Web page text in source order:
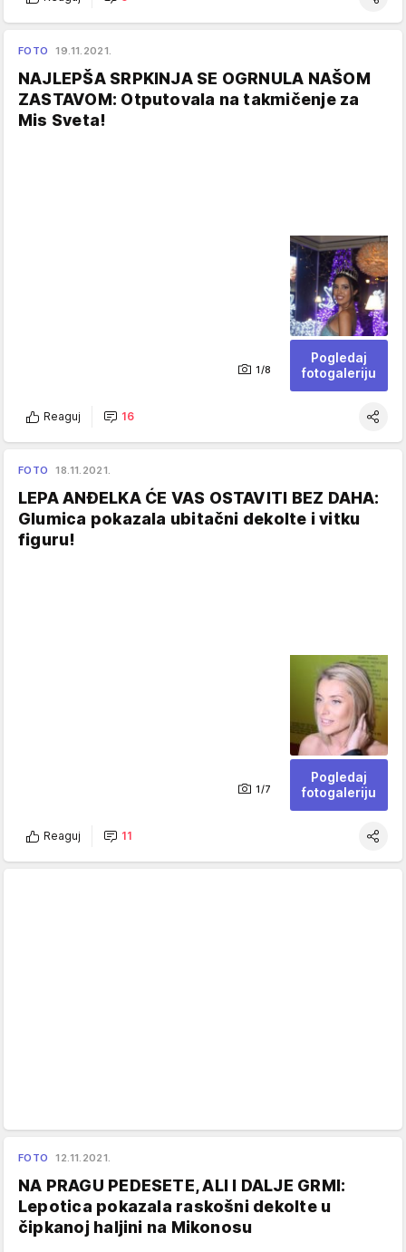
FOTO 19.11.2021.
NAJLEPŠA SRPKINJA SE OGRNULA NAŠOM
ZASTAVOM: Otputovala na takmičenje za
Mis Sveta!
1/8
Pogledaj
fotogaleriju
Reaguj 16
FOTO 18.11.2021.
LEPA ANĐELKA ĆE VAS OSTAVITI BEZ DAHA:
Glumica pokazala ubitačni dekolte i vitku
figuru!
1/7
Pogledaj
fotogaleriju
Reaguj 11
FOTO 12.11.2021.
NA PRAGU PEDESETE, ALI I DALJE GRMI:
Lepotica pokazala raskošni dekolte u
čipkanoj haljini na Mikonosu